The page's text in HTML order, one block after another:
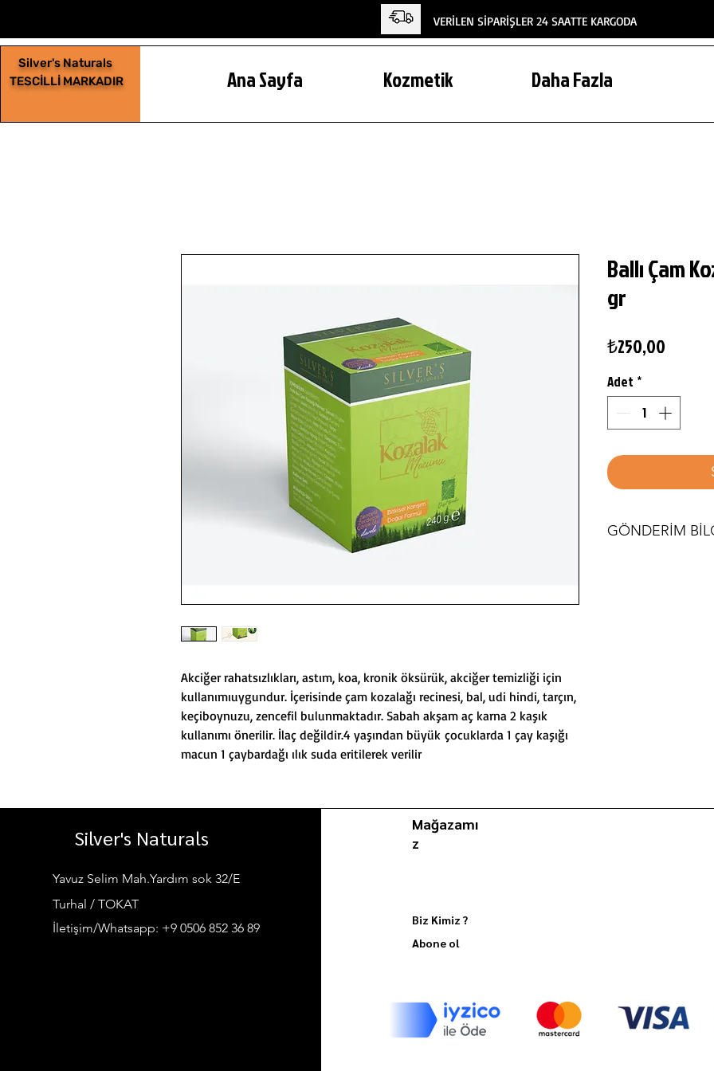
VERİLEN SİPARİŞLER 24 SAATTE KARGODA
Silver's Naturals
TESCİLLİ MARKADIR
Ana Sayfa Kozmetik Daha Fazla
Akciğer rahatsızlıkları, astım, koa, kronik öksürük, akciğer temizliği için
kullanımıuygundur. İçerisinde çam kozalağı recinesi, bal, udi hindi, tarçın,
keçiboynuzu, zencefil bulunmaktadır. Sabah akşam aç karna 2 kaşık
kullanımı önerilir. İlaç değildir.4 yaşından büyük çocuklarda 1 çay kaşığı
macun 1 çaybardağı ılık suda eritilerek verilir
Ballı Çam
gr
₺250,00
Adet *
GÖNDERİM
Silver's Naturals
Yavuz Selim Mah.Yardım sok 32/E
Turhal / TOKAT
İletişim/Whatsapp: +9 0506 852 36 89
Mağazamı
z
Biz Kimiz ?
Abone ol